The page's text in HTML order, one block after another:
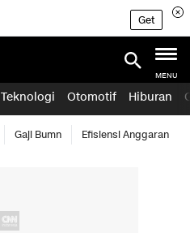
Get
MENU
Teknologi Otomotif Hiburan
Gaji Bumn Efisiensi Anggaran